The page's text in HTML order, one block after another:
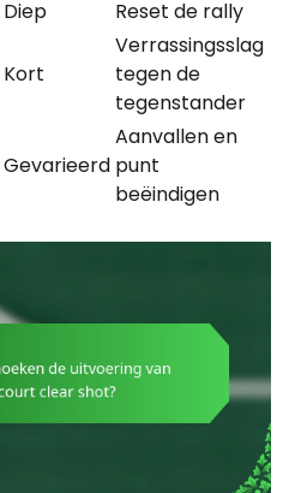
Diep Reset de rally
Kort
Verrassingsslag
tegen de
tegenstander
Gevarieerd
Aanvallen en
punt
beëindigen